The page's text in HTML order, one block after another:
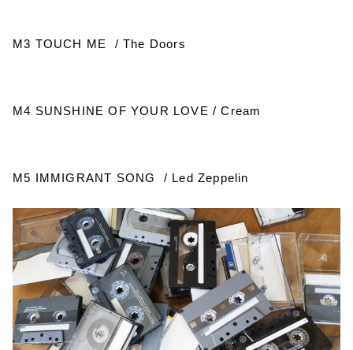
M3 TOUCH ME / The Doors
M4 SUNSHINE OF YOUR LOVE / Cream
M5 IMMIGRANT SONG / Led Zeppelin